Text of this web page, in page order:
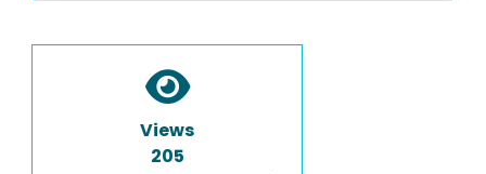
Views
205